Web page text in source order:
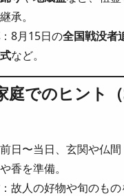
承。
：8月15日の全国戦没者
など。
庭でのヒント
前日〜当日、玄関や仏
香を準備。
：故人の好物や旬のもの